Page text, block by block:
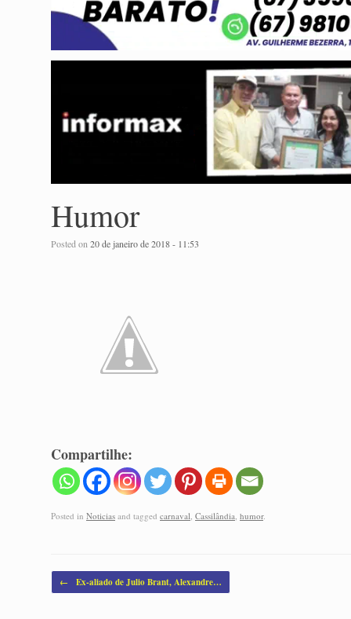
Humor
Posted on20 de janeiro de 2018 - 11:53
Compartilhe:
Posted in Noticias and tagged carnaval Cassilândia humor.
Post navigation
← Ex-aliado de Julio Brant, Alexandre…